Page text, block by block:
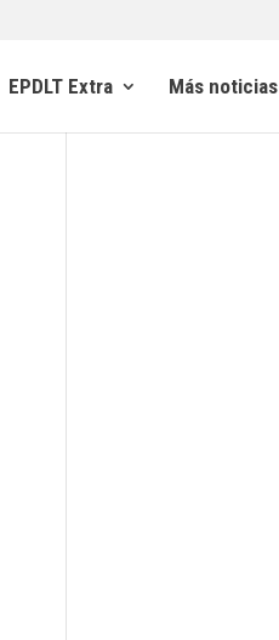
EPDLT Extra Más noticias